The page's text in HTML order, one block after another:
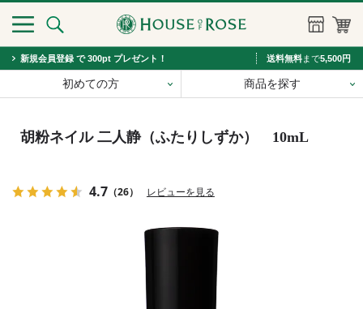
新規会員登録 で 300pt プレゼント！ 送料無料まで5,500円
初めての方 商品を探す
胡粉ネイル 二人静（ふたりしずか） 10mL
4.7（26） レビューを見る